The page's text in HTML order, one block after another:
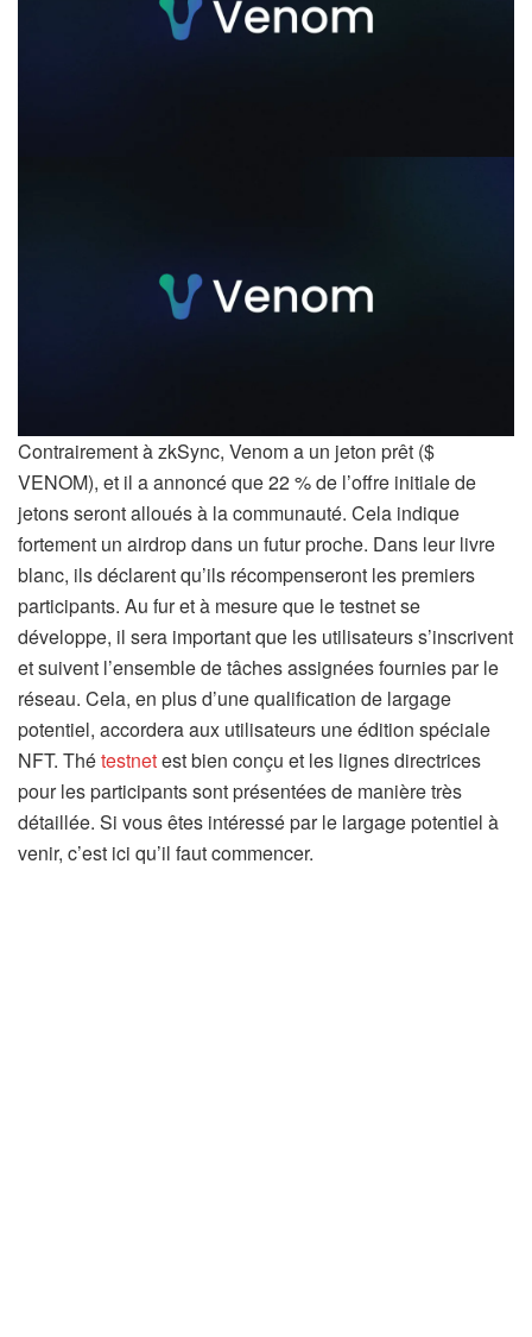
Contrairement à zkSync, Venom a un jeton prêt ($
VENOM), et il a annoncé que 22 % de l’offre initiale de
jetons seront alloués à la communauté. Cela indique
fortement un airdrop dans un futur proche. Dans leur livre
blanc, ils déclarent qu’ils récompenseront les premiers
participants. Au fur et à mesure que le testnet se
développe, il sera important que les utilisateurs s’inscrivent
et suivent l’ensemble de tâches assignées fournies par le
réseau. Cela, en plus d’une qualification de largage
potentiel, accordera aux utilisateurs une édition spéciale
NFT. Thétestnetest bien conçu et les lignes directrices
pour les participants sont présentées de manière très
détaillée. Si vous êtes intéressé par le largage potentiel à
venir, c’est ici qu’il faut commencer.